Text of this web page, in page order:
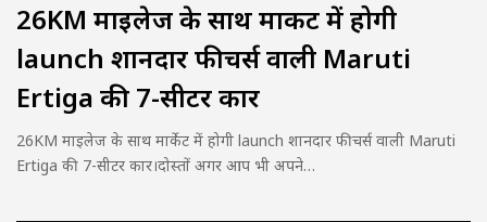
26KM माइलेज के साथ मार्केट में होगी
launch शानदार फीचर्स वाली Maruti
Ertiga की 7-सीटर कार
26KM माइलेज के साथ मार्केट में होगी launch शानदार फीचर्स वाली Maruti
Ertiga की 7-सीटर कार।दोस्तों अगर आप भी अपने…